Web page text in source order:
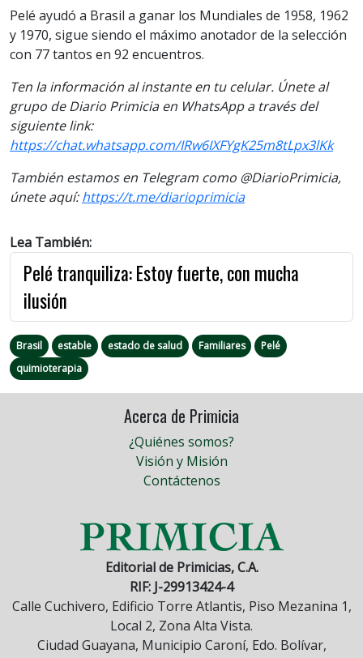
Pelé ayudó a Brasil a ganar los Mundiales de 1958, 1962
y 1970, sigue siendo el máximo anotador de la selección
con 77 tantos en 92 encuentros.
Ten la información al instante en tu celular. Únete al
grupo de Diario Primicia en WhatsApp a través del
siguiente link:
https://chat.whatsapp.com/IRw6IXFYgK25m8tLpx3lKk
También estamos en Telegram como @DiarioPrimicia,
únete aquí:https://t.me/diarioprimicia
Lea También:
Pelé tranquiliza: Estoy fuerte, con mucha
ilusión
Brasil estable estado de salud Familiares
Pelé
quimioterapia
Acerca de Primicia
¿Quiénes somos?
Visión y Misión
Contáctenos
Editorial de Primicias, C.A.
RIF: J-29913424-4
Calle Cuchivero, Edificio Torre Atlantis, Piso Mezanina 1,
Local 2, Zona Alta Vista.
Ciudad Guayana, Municipio Caroní, Edo. Bolívar,